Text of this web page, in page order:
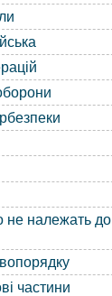
не належать до
частини